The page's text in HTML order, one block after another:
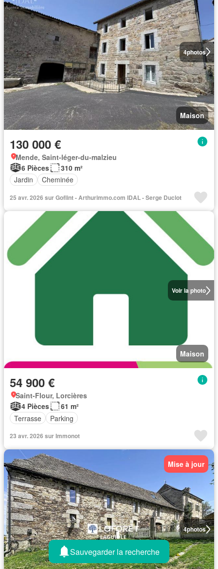
4photos
Maison
130 000 €
Mende, Saint-léger-du-malzieu
6 Pièces
310 m²
Jardin
Cheminée
25 avr. 2026 sur Goflint - Arthurimmo.com IDAL - Serge Duclot
Voir la photo
Maison
54 900 €
Saint-Flour, Lorcières
4 Pièces
61 m²
Terrasse
Parking
23 avr. 2026 sur Immonot
4photos
Mise à jour
Sauvegarder la recherche